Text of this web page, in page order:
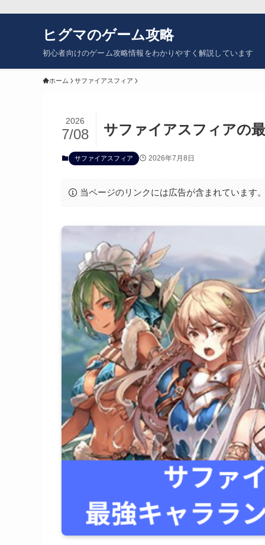
ヒグマのゲーム攻略
初心者向けのゲーム攻略情報をわかりやすく解説しています
ホーム サファイアスフィア
サファイアスフィアの
2026
7/08
サファイアスフィア 2026年7月8日
当ページのリンクには広告が含まれています